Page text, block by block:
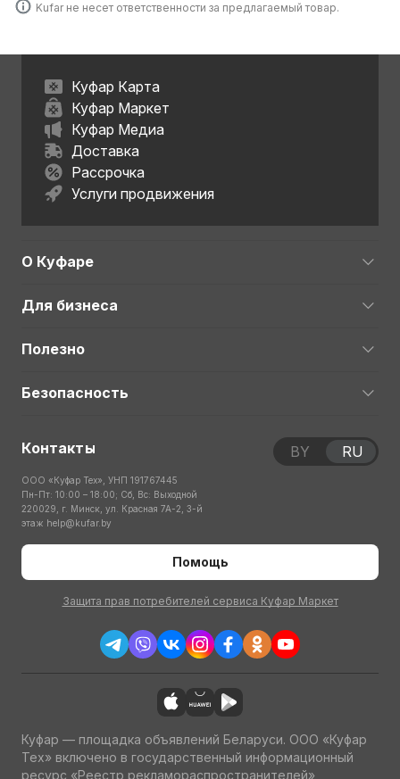
Kufar не несет ответственности за предлагаемый товар.
Куфар Карта
Куфар Маркет
Куфар Медиа
Доставка
Рассрочка
Услуги продвижения
О Куфаре
Для бизнеса
Полезно
Безопасность
Контакты
ООО «Куфар Тех», УНП 191767445
Пн-Пт: 10:00 – 18:00; Сб, Вс: Выходной
220029, г. Минск, ул. Красная 7А-2, 3-й
этаж help@kufar.by
Помощь
Защита прав потребителей сервиса Куфар Маркет
BY RU
Куфар — площадка объявлений Беларуси. ООО «Куфар
Тех» включено в государственный информационный
ресурс «Реестр рекламораспространителей»